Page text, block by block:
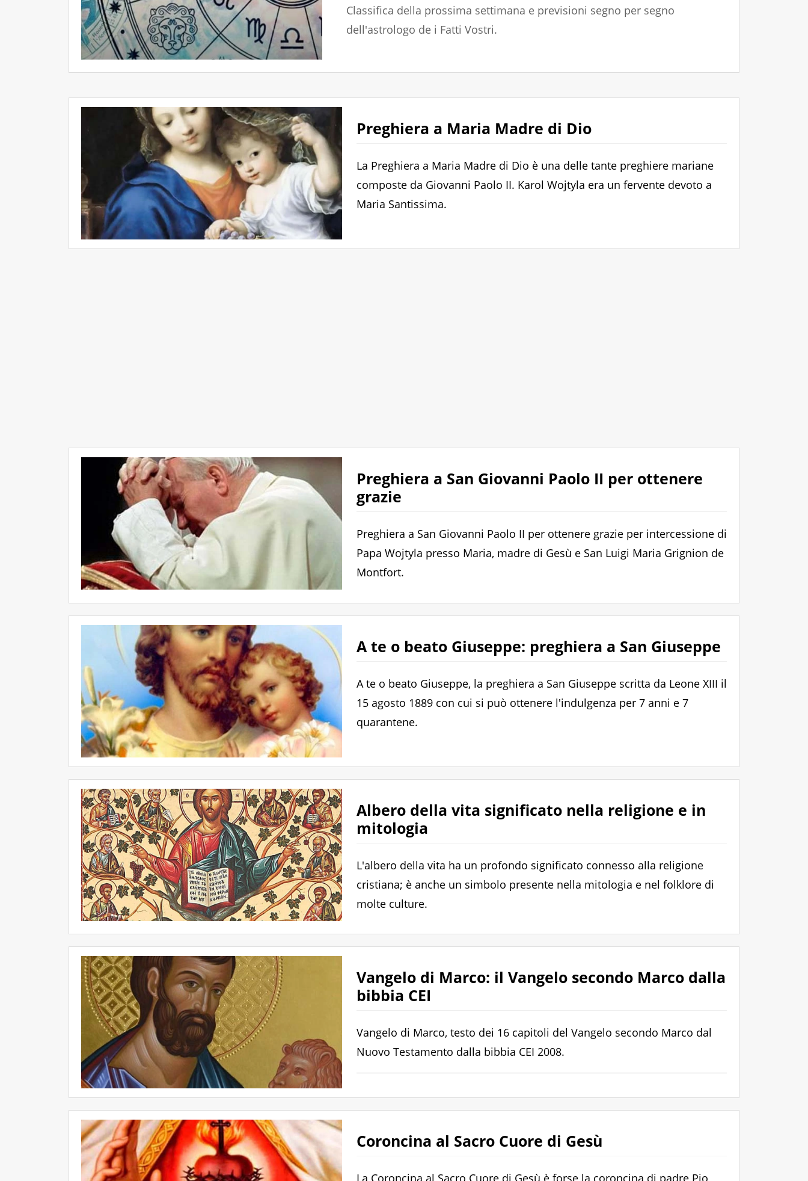
Classifica della prossima settimana e previsioni segno per segno
dell'astrologo de i Fatti Vostri.
Preghiera a Maria Madre di Dio
La Preghiera a Maria Madre di Dio è una delle tante preghiere mariane
composte da Giovanni Paolo II. Karol Wojtyla era un fervente devoto a
Maria Santissima.
Preghiera a San Giovanni Paolo II per ottenere
grazie
Preghiera a San Giovanni Paolo II per ottenere grazie per intercessione di
Papa Wojtyla presso Maria, madre di Gesù e San Luigi Maria Grignion de
Montfort.
A te o beato Giuseppe: preghiera a San Giuseppe
A te o beato Giuseppe, la preghiera a San Giuseppe scritta da Leone XIII il
15 agosto 1889 con cui si può ottenere l'indulgenza per 7 anni e 7
quarantene.
Albero della vita significato nella religione e in
mitologia
L'albero della vita ha un profondo significato connesso alla religione
cristiana; è anche un simbolo presente nella mitologia e nel folklore di
molte culture.
Vangelo di Marco: il Vangelo secondo Marco dalla
bibbia CEI
Vangelo di Marco, testo dei 16 capitoli del Vangelo secondo Marco dal
Nuovo Testamento dalla bibbia CEI 2008.
Coroncina al Sacro Cuore di Gesù
La Coroncina al Sacro Cuore di Gesù è forse la coroncina di padre Pio